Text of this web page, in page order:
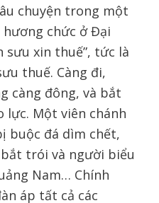
chuyện trong một
chức ở Đại
sưu xin thuế”, tức là
thuế. Càng đi,
càng đông, và bắt
lực. Một viên chánh
buộc đá dìm chết,
trói và người biểu
Nam… Chính
áp tất cả các